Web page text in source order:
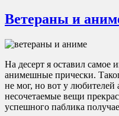
Ветераны и
На десерт я оставил самое
анимешные прически.
не мог, но вот у любителей
несочетаемые вещи
успешного паблика